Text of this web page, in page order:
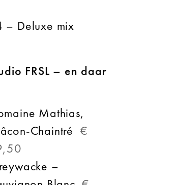
– Deluxe mix
FRSL – en daar
Mathias,
Chaintré €
–